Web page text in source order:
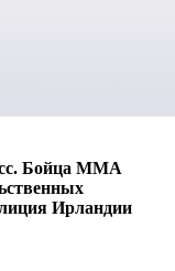
Бойца ММА
Ирландии